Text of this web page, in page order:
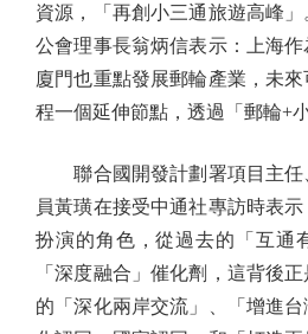
資源，「再創小三通旅遊高峰
公會理事長翁炳信表示：上海作
廈門也重點發展郵輪產業，未
程一個延伸節點，透過「郵輪+
聯合國開發計劃署項目主任
員黃璜在接受中通社專訪時表
扮演的角色，從過去的「互通
「深度融合」催化劑，這背後
的「深化兩岸交流」、「增進